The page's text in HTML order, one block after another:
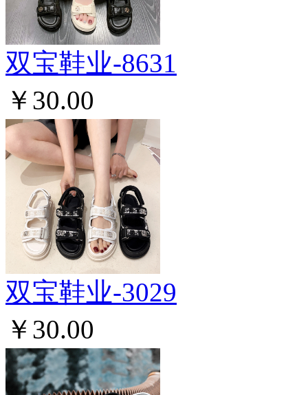
双宝鞋业-8631
￥30.00
双宝鞋业-3029
￥30.00